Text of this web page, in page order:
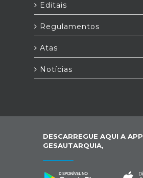
Editais
Regulamentos
Atas
Notícias
DESCARREGUE AQUI A APP
GESAUTARQUIA,